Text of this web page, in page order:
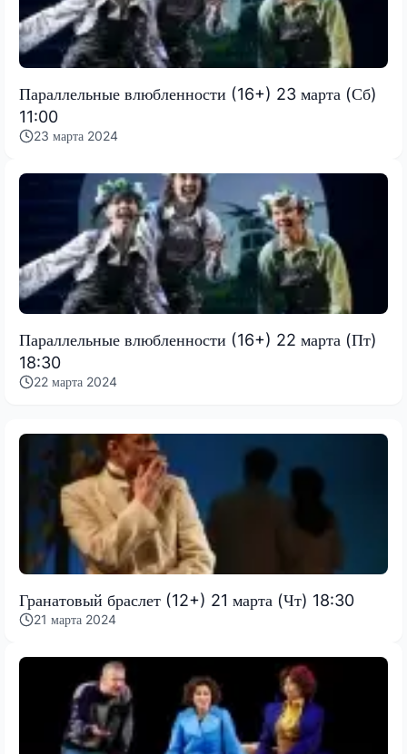
Параллельные влюбленности (16+) 23 марта (Сб)
11:00
23 марта 2024
Параллельные влюбленности (16+) 22 марта (Пт)
18:30
22 марта 2024
Гранатовый браслет (12+) 21 марта (Чт) 18:30
21 марта 2024